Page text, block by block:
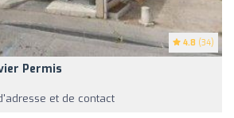
4.8 (34)
Permis
et de contact